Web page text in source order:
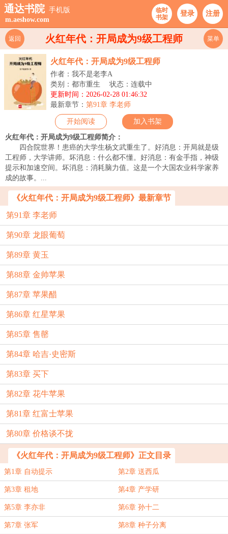
通达书院 手机版
m.aeshow.com
临时
书架
登录 注册
火红年代：开局成为9级工程师
返回 菜单
火红年代：开局成为9级工程师
作者：我不是老李A
类别：都市重生
状态：连载中
更新时间：2026-02-28 01:46:32
最新章节： 第91章 李老师
开始阅读 加入书架
火红年代：开局成为9级工程师简介：
四合院世界！患癌的大学生杨文武重生了。好消息：开局就是级
工程师，大学讲师。坏消息：什么都不懂。好消息：有金手指，神级
提示和加速空间。坏消息：消耗脑力值。这是一个大国农业科学家养
成的故事。...
《火红年代：开局成为9级工程师》最新章节
第91章 李老师
第90章 龙眼葡萄
第89章 黄玉
第88章 金帅苹果
第87章 苹果醋
第86章 红星苹果
第85章 售罄
第84章 哈吉·史密斯
第83章 买下
第82章 花牛苹果
第81章 红富士苹果
第80章 价格谈不拢
《火红年代：开局成为9级工程师》正文目录
第1章 自动提示 第2章 送西瓜
第3章 租地 第4章 产学研
第5章 李亦非 第6章 孙十二
第7章 张军 第8章 种子分离